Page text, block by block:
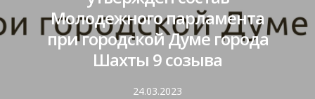
Молодежного парламента
при городской Думе города
Шахты 9 созыва
24.03.2023